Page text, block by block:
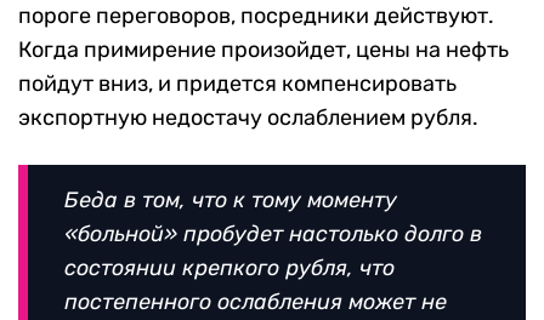
пороге переговоров, посредники действуют.
Когда примирение произойдет, цены на нефть
пойдут вниз, и придется компенсировать
экспортную недостачу ослаблением рубля.
Беда в том, что к тому моменту
«больной» пробудет настолько долго в
состоянии крепкого рубля, что
постепенного ослабления может не